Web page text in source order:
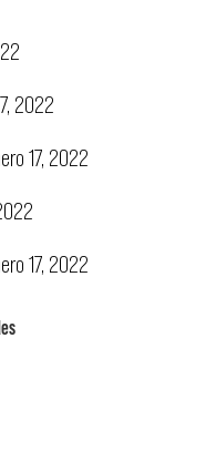
2022
17, 2022
17, 2022